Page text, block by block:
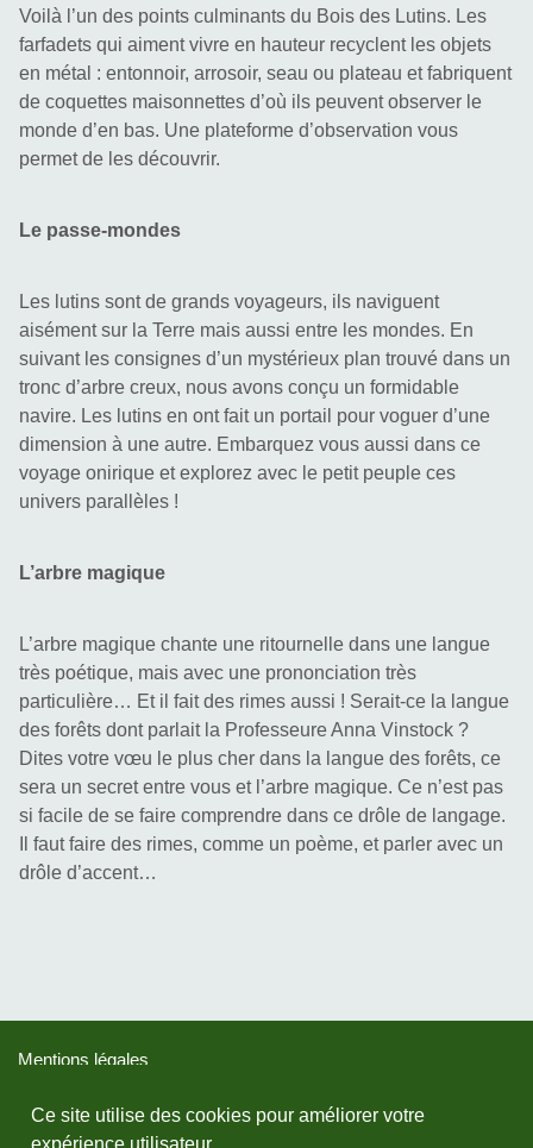
Voilà l’un des points culminants du Bois des Lutins. Les
farfadets qui aiment vivre en hauteur recyclent les objets
en métal : entonnoir, arrosoir, seau ou plateau et fabriquent
de coquettes maisonnettes d’où ils peuvent observer le
monde d’en bas. Une plateforme d’observation vous
permet de les découvrir.
Le passe-mondes
Les lutins sont de grands voyageurs, ils naviguent
aisément sur la Terre mais aussi entre les mondes. En
suivant les consignes d’un mystérieux plan trouvé dans un
tronc d’arbre creux, nous avons conçu un formidable
navire. Les lutins en ont fait un portail pour voguer d’une
dimension à une autre. Embarquez vous aussi dans ce
voyage onirique et explorez avec le petit peuple ces
univers parallèles !
L’arbre magique
L’arbre magique chante une ritournelle dans une langue
très poétique, mais avec une prononciation très
particulière… Et il fait des rimes aussi ! Serait-ce la langue
des forêts dont parlait la Professeure Anna Vinstock ?
Dites votre vœu le plus cher dans la langue des forêts, ce
sera un secret entre vous et l’arbre magique. Ce n’est pas
si facile de se faire comprendre dans ce drôle de langage.
Il faut faire des rimes, comme un poème, et parler avec un
drôle d’accent…
Ce site utilise des cookies pour améliorer votre
expérience utilisateur.
Mentions légales
Devenir licencié